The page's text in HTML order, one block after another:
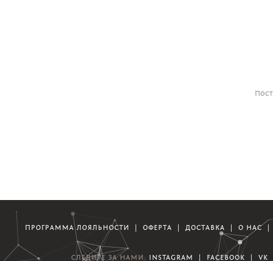
ПРОГРАММА ЛОЯЛЬНОСТИ ОФЕРТА ДОСТАВКА О НАС
СЛЕДИТЕ ЗА НАМИ: INSTAGRAM FACEBOOK VK